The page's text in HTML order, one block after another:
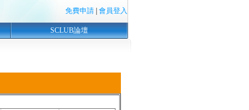
免費申請 會員登入
SCLUB論壇